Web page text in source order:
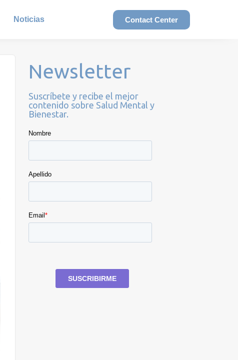
Noticias Contact Center
Newsletter
Suscríbete y recibe el mejor
contenido sobre Salud Mental y
Bienestar.